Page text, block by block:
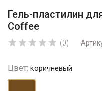
Гель-пластилин
Coffee
     (0)
Цвет: коричневый